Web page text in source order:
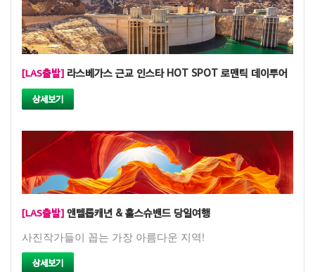
[LAS출발] 라스베가스 근교 인스타 HOT SPOT 로맨틱 데이투어
상세보기
[LAS출발] 앤텔롭캐년 & 홀스슈밴드 당일여행
사진작가들이 꼽는 가장 아름다운 지역!
상세보기